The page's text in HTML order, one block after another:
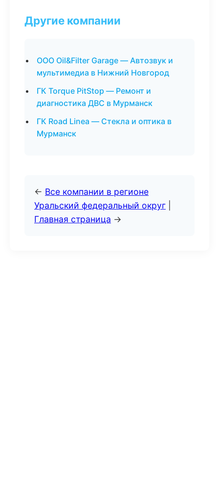
Другие компании
ООО Oil&Filter Garage — Автозвук и
мультимедиа в Нижний Новгород
ГК Torque PitStop — Ремонт и
диагностика ДВС в Мурманск
ГК Road Linea — Стекла и оптика в
Мурманск
← Все компании в регионе
Уральский федеральный округ
Главная страница →